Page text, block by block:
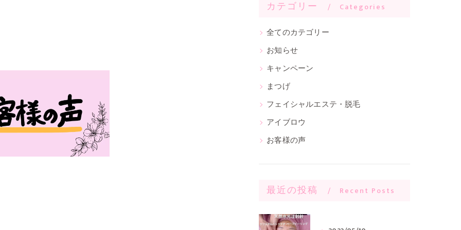
カテゴリー Categories
全てのカテゴリー
お知らせ
キャンペーン
まつげ
フェイシャルエステ・脱毛
アイブロウ
お客様の声
最近の投稿 Recent Posts